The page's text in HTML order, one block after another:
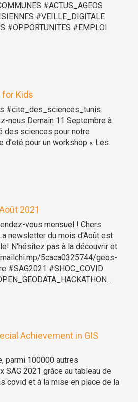
#ACTUS_AGEOS
#VEILLE_DIGITALE
#OPPORTUNITES #EMPLOI
for Kids
#cite_des_sciences_tunis
nous Demain 11 Septembre à
des sciences pour notre
d’eté pour un workshop « Les
2021
vous mensuel ! Chers
newsletter du mois d'Août est
N'hésitez pas à la découvrir et
5caca0325744/geos-
#SAG2021 #SHOC_COVID
Achievement in GIS
parmi 100000 autres
SAG 2021 grâce au tableau de
covid et à la mise en place de la